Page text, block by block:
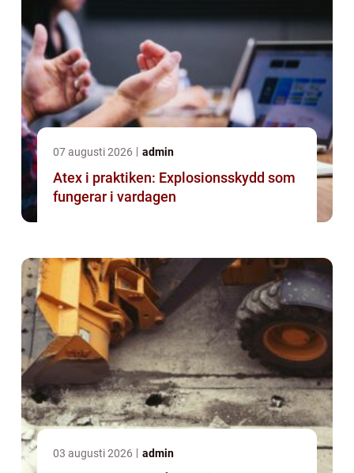
07 augusti 2026 admin
Atex i praktiken: Explosionsskydd som
fungerar i vardagen
03 augusti 2026 admin